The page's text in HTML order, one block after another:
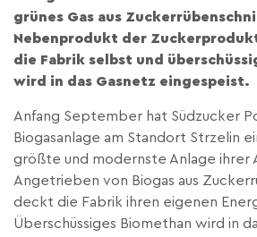
grünes Gas aus
Nebenprodukt der
die Fabrik selbst und
wird in das Gasnetz eingespeist.
Anfang September hat Südzucker
Biogasanlage am Standort Strzelin
größte und modernste Anlage ihrer
Angetrieben von Biogas aus
deckt die Fabrik ihren eigenen
Überschüssiges Biomethan wird in